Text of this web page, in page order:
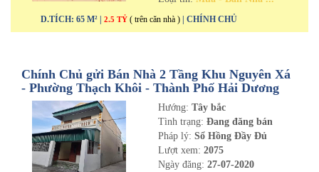
D.TÍCH: 65 M² | 2.5 TỶ ( trên căn nhà ) | CHÍNH CHỦ
Chính Chủ gửi Bán Nhà 2 Tầng Khu Nguyên Xá
- Phường Thạch Khôi - Thành Phố Hải Dương
Hướng: Tây bắc
Tình trạng: Đang đăng bán
Pháp lý: Sổ Hồng Đầy Đủ
Lượt xem: 2075
Ngày đăng: 27-07-2020